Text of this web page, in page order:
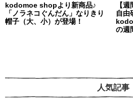
kodomoe shopより新商品♪
「ノラネコぐんだん」なりきり
帽子（大、小）が登場！
【
自由
の週
人気記事